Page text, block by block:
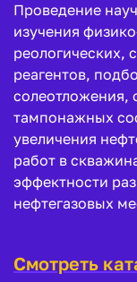
Проведение
изучения
реологических,
реагентов,
солеотложения,
тампонажных
увеличения
работ в
эффектности
нефтегазовых
Смотреть